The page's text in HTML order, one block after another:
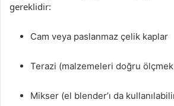
gereklidir:
Cam veya paslanmaz çelik kaplar
Terazi (malzemeleri doğru
Mikser (el blender’ı da